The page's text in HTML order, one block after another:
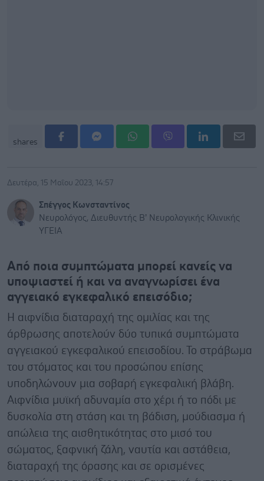
shares
Δευτέρα, 15 Μαΐου 2023, 14:57
Σπέγγος Κωνσταντίνος
Νευρολόγος, Διευθυντής Β’ Νευρολογικής Κλινικής
ΥΓΕΙΑ
Από ποια συμπτώματα μπορεί κανείς να
υποψιαστεί ή και να αναγνωρίσει ένα
αγγειακό εγκεφαλικό επεισόδιο;
Η αιφνίδια διαταραχή της ομιλίας και της
άρθρωσης αποτελούν δύο τυπικά συμπτώματα
αγγειακού εγκεφαλικού επεισοδίου. Το στράβωμα
του στόματος και του προσώπου επίσης
υποδηλώνουν μια σοβαρή εγκεφαλική βλάβη.
Αιφνίδια μυϊκή αδυναμία στο χέρι ή το πόδι με
δυσκολία στη στάση και τη βάδιση, μούδιασμα ή
απώλεια της αισθητικότητας στο μισό του
σώματος, ξαφνική ζάλη, ναυτία και αστάθεια,
διαταραχή της όρασης και σε ορισμένες